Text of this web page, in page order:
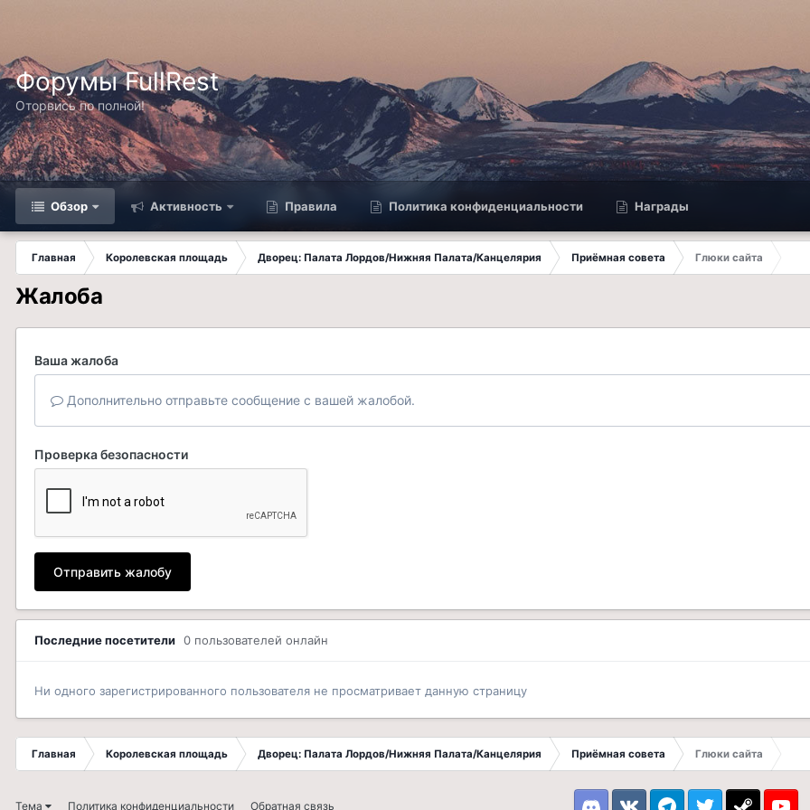
Форумы FullRest
Оторвись по полной!
Обзор Активность Правила Политика конфиденциальности Награды
Главная Королевская площадь Дворец: Палата Лордов/Нижняя Палата/Канцелярия Приёмная совета
Глюки сайта
Жалоба
Ваша жалоба
Дополнительно отправьте сообщение с вашей жалобой.
Проверка безопасности
Отправить жалобу
Последние посетители 0 пользователей онлайн
Ни одного зарегистрированного пользователя не просматривает данную страницу
Главная Королевская площадь Дворец: Палата Лордов/Нижняя Палата/Канцелярия Приёмная совета Глюки сайта
Тема Политика конфиденциальности Обратная связь